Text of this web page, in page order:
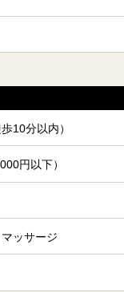
10分以内）
円以下）
ッサージ